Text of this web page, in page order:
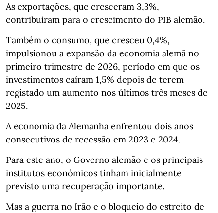
As exportações, que cresceram 3,3%,
contribuíram para o crescimento do PIB alemão.
Também o consumo, que cresceu 0,4%,
impulsionou a expansão da economia alemã no
primeiro trimestre de 2026, período em que os
investimentos caíram 1,5% depois de terem
registado um aumento nos últimos três meses de
2025.
A economia da Alemanha enfrentou dois anos
consecutivos de recessão em 2023 e 2024.
Para este ano, o Governo alemão e os principais
institutos económicos tinham inicialmente
previsto uma recuperação importante.
Mas a guerra no Irão e o bloqueio do estreito de